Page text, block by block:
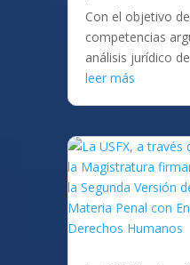
Con el objetivo
competencias
análisis jurídico
leer más